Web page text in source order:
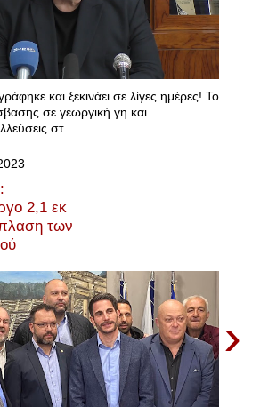
και ξεκινάει σε λίγες ημέρες! Το
σε γεωργική γη και
στ...
2,1 εκ
των
›